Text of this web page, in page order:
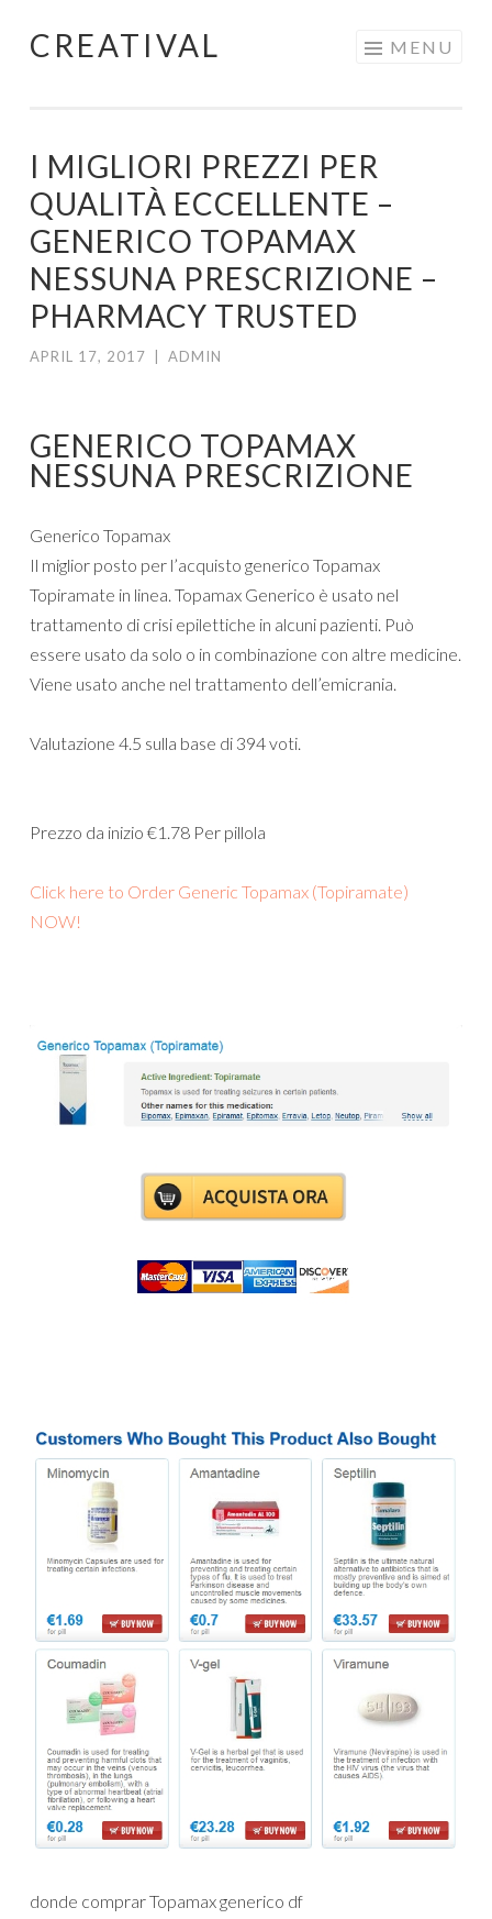
Skip
CREATIVAL MENU
I MIGLIORI PREZZI PER
QUALITÀ ECCELLENTE –
GENERICO TOPAMAX
NESSUNA PRESCRIZIONE –
PHARMACY TRUSTED
APRIL 17, 2017 ADMIN
GENERICO TOPAMAX
NESSUNA PRESCRIZIONE
Generico Topamax
Il miglior posto per l’acquisto generico Topamax
Topiramate in linea. Topamax Generico è usato nel
trattamento di crisi epilettiche in alcuni pazienti. Può
essere usato da solo o in combinazione con altre medicine.
Viene usato anche nel trattamento dell’emicrania.
Valutazione 4.5 sulla base di 394voti.
Prezzo da inizio €1.78 Per pillola
Click here to Order Generic Topamax (Topiramate)
NOW!
donde comprar Topamax generico df